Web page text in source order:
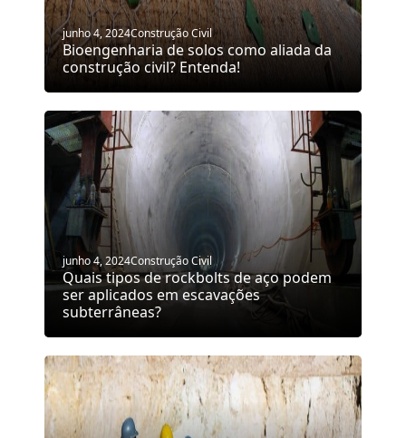
junho 4, 2024Construção Civil
Bioengenharia de solos como aliada da
construção civil? Entenda!
junho 4, 2024Construção Civil
Quais tipos de rockbolts de aço podem
ser aplicados em escavações
subterrâneas?